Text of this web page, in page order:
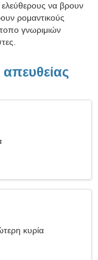
να βρουν
ρομαντικούς
γνωριμιών
απευθείας
κυρία